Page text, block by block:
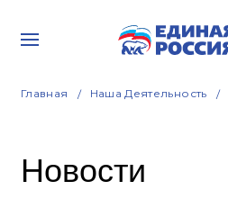
Главная Наша Деятельность
Новости